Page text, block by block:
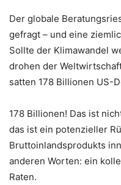
Der globale
gefragt – und eine
Sollte der Klimawandel
drohen der
satten 178 Billionen US-
178 Billionen! Das ist
das ist ein potenzieller
Bruttoinlandsprodukts
anderen Worten: ein
Raten.